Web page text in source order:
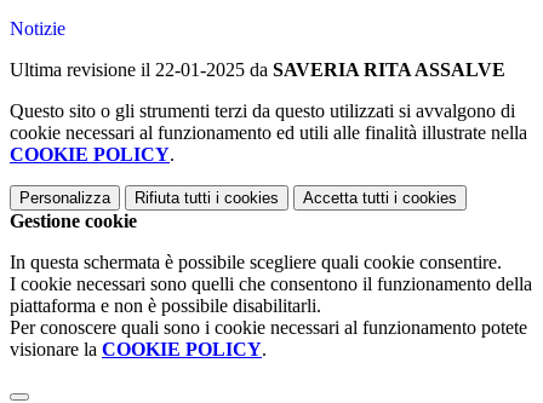
Notizie
Ultima revisione il 22-01-2025 da SAVERIA RITA ASSALVE
Questo sito o gli strumenti terzi da questo utilizzati si avvalgono di
cookie necessari al funzionamento ed utili alle finalità illustrate nella
COOKIE POLICY.
Personalizza Rifiuta tutti i cookies Accetta tutti i cookies
Gestione cookie
In questa schermata è possibile scegliere quali cookie consentire.
I cookie necessari sono quelli che consentono il funzionamento della
piattaforma e non è possibile disabilitarli.
Per conoscere quali sono i cookie necessari al funzionamento potete
visionare la COOKIE POLICY.